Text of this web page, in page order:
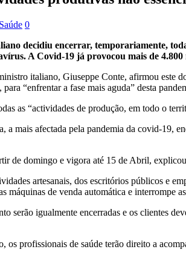
Saúde 0
decidiu encerrar, temporariamente,
A Covid-19 já provocou mais de 4.800
italiano, Giuseppe Conte, afirmou este
para “enfrentar a fase mais aguda” desta
as “actividades de produção, em todo o
a mais afectada pela pandemia da covid-19,
de domingo e vigora até 15 de Abril,
artesanais, dos escritórios públicos e
máquinas de venda automática e interrompe
serão igualmente encerradas e os clientes
os profissionais de saúde terão direito a